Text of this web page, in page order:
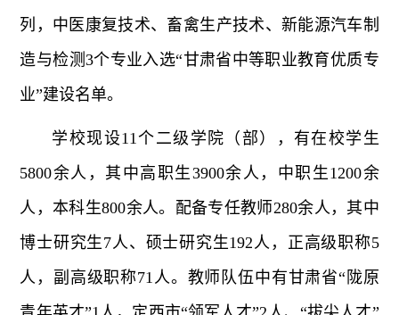
列，中医康复技术、畜禽生产技术、新能源汽车制
造与检测3个专业入选“甘肃省中等职业教育优质专
业”建设名单。
学校现设11个二级学院（部），有在校学生
5800余人，其中高职生3900余人，中职生1200余
人，本科生800余人。配备专任教师280余人，其中
博士研究生7人、硕士研究生192人，正高级职称5
人，副高级职称71人。教师队伍中有甘肃省“陇原